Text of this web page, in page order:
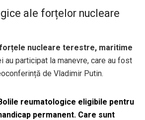
ale forțelor nucleare
nucleare terestre, maritime
au participat la manevre, care au fost
de Vladimir Putin.
reumatologice eligibile pentru
permanent. Care sunt